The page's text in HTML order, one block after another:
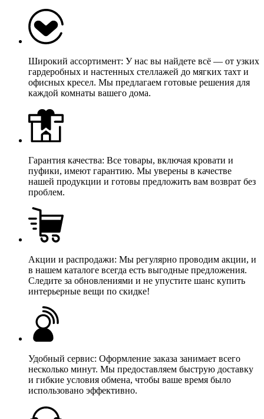
Широкий ассортимент: У нас вы найдете всё — от узких
гардеробных и настенных стеллажей до мягких тахт и
офисных кресел. Мы предлагаем готовые решения для
каждой комнаты вашего дома.
Гарантия качества: Все товары, включая кровати и
пуфики, имеют гарантию. Мы уверены в качестве
нашей продукции и готовы предложить вам возврат без
проблем.
Акции и распродажи: Мы регулярно проводим акции, и
в нашем каталоге всегда есть выгодные предложения.
Следите за обновлениями и не упустите шанс купить
интерьерные вещи по скидке!
Удобный сервис: Оформление заказа занимает всего
несколько минут. Мы предоставляем быструю доставку
и гибкие условия обмена, чтобы ваше время было
использовано эффективно.